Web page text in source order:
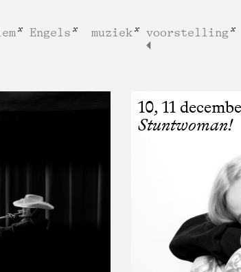
Engels muziek
voorstelling
10, 11
Stuntwoman!